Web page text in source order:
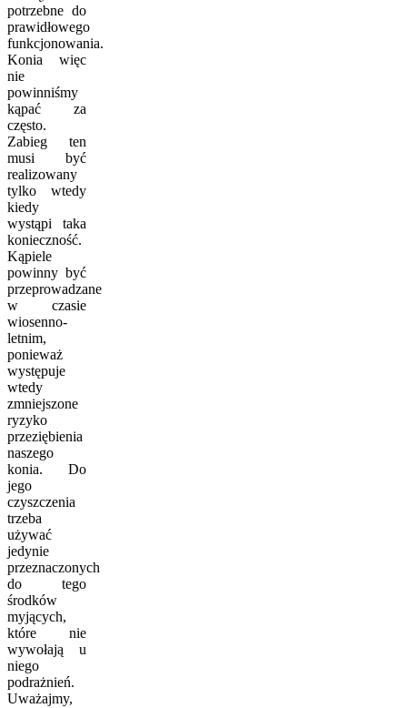
potrzebne do
prawidłowego
funkcjonowania.
Konia więc
nie
powinniśmy
kąpać za
często.
Zabieg ten
musi być
realizowany
tylko wtedy
kiedy
wystąpi taka
konieczność.
Kąpiele
powinny być
przeprowadzane
w czasie
wiosenno-
letnim,
ponieważ
występuje
wtedy
zmniejszone
ryzyko
przeziębienia
naszego
konia. Do
jego
czyszczenia
trzeba
używać
jedynie
przeznaczonych
do tego
środków
myjących,
które nie
wywołają u
niego
podrażnień.
Uważajmy,